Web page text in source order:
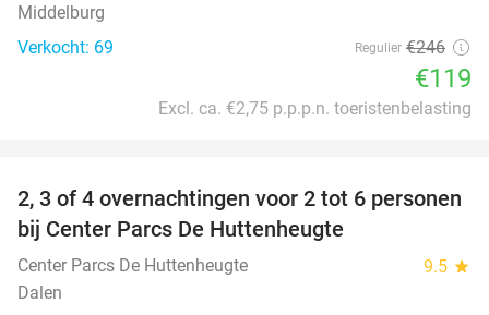
Middelburg
Verkocht: 69
Regulier €246
€119
Excl. ca. €2,75 p.p.p.n. toeristenbelasting
15%
2, 3 of 4 overnachtingen voor 2 tot 6 personen
bij Center Parcs De Huttenheugte
Center Parcs De Huttenheugte 9.5 star
Dalen